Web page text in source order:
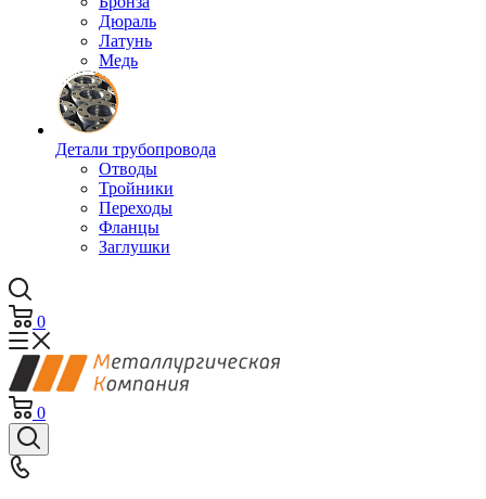
Дюраль
Латунь
Медь
Детали трубопровода
Отводы
Тройники
Переходы
Фланцы
Заглушки
0
0